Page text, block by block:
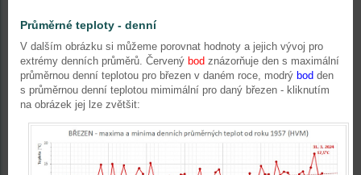
Průměrné teploty - denní
V dalším obrázku si můžeme porovnat hodnoty a jejich vývoj pro
extrémy denních průměrů. Červený bod znázorňuje den s maximální
průměrnou denní teplotou pro březen v daném roce, modrý bod den
s průměrnou denní teplotou mimimální pro daný březen - kliknutím
na obrázek jej lze zvětšit: